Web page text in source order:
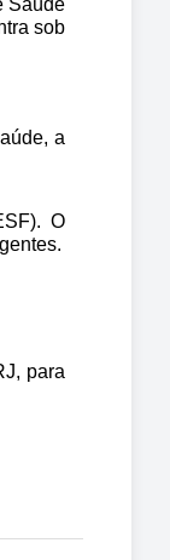
Saúde
sob
a
O
para